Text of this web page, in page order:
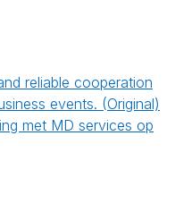
reliable cooperation
events. (Original)
met MD services op